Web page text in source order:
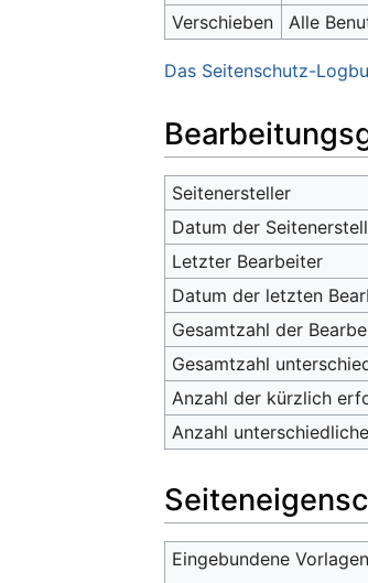
Verschieben
Alle
Das Seitenschutz-
Seitenersteller
Datum der
Letzter Bearbeiter
Datum der letzten
Gesamtzahl der
Gesamtzahl
Anzahl der kürzlich
Anzahl
Eingebundene